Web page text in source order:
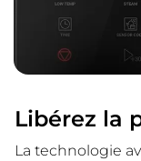
Libérez la
La technologie